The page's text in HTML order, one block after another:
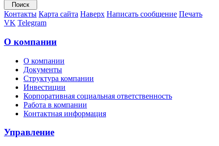
Контакты Карта сайта Наверх Написать сообщение Печать
VK Telegram
О компании
О компании
Документы
Структура компании
Инвестиции
Корпоративная социальная ответственность
Работа в компании
Контактная информация
Управление